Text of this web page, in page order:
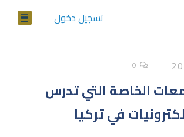
تسجيل دخول
0
الخاصة التي تدرس
في تركيا